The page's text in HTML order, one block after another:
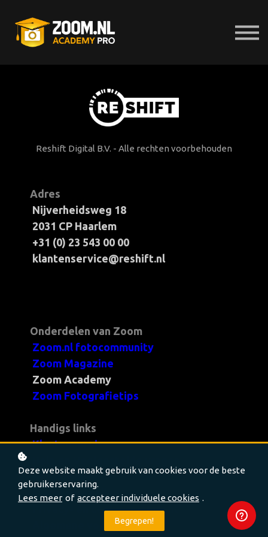
Presets
Probeer 7 dagen gratis
Inloggen
Reshift Digital B.V. - Alle rechten voorbehouden
Adres
Nijverheidsweg 18
2031 CP Haarlem
+31 (0) 23 543 00 00
klantenservice@reshift.nl
Onderdelen van Zoom
Zoom.nl fotocommunity
Zoom Magazine
Zoom Academy
Zoom Fotografietips
Handigs links
Klantenservice
Retourbeleid
Klachtenregeling
Privacy- en cookiestatement
Algemene voorwaarden
Deze website maakt gebruik van cookies voor de beste
gebruikerservaring.
Lees meer of accepteer individuele cookies .
Begrepen!